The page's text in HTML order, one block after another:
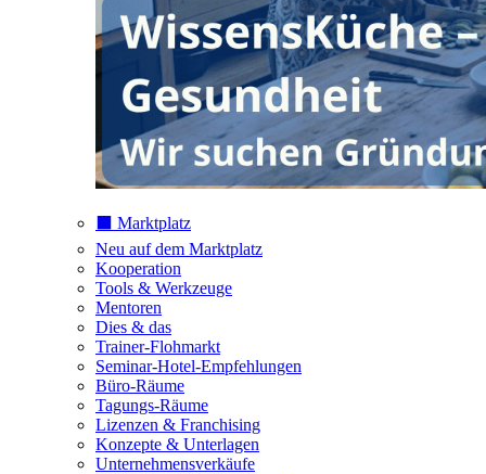
⬛️ Marktplatz
Neu auf dem Marktplatz
Kooperation
Tools & Werkzeuge
Mentoren
Dies & das
Trainer-Flohmarkt
Seminar-Hotel-Empfehlungen
Büro-Räume
Tagungs-Räume
Lizenzen & Franchising
Konzepte & Unterlagen
Unternehmensverkäufe